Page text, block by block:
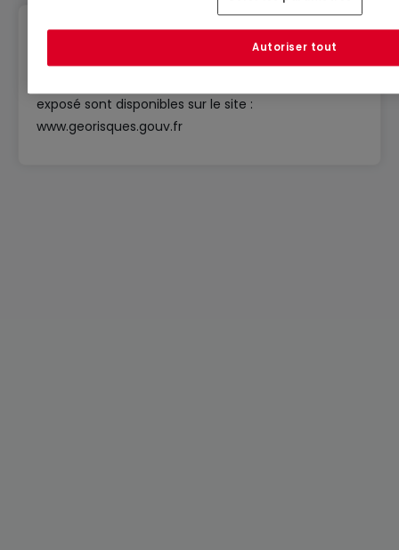
exposé sont disponibles sur le site :
www.georisques.gouv.fr
Autoriser tout